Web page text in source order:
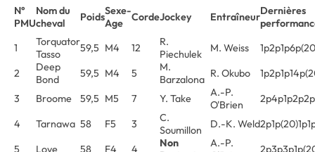
N°
PMU
Nom du
cheval
PoidsSexe-
Age
CordeJockey EntraîneurDernières
1
Torquator
Tasso
59,5 M4 12
R.
Piechulek
M. Weiss
2
Deep
Bond
59,5 M4 5
M.
Barzalona R. Okubo
3
Broome 59,5 M5 7 Y. Take
A.-P.
O'Brien
2p4p1p2p2p
4
Tarnawa 58 F5 3
C.
Soumillon
D.-K. Weld
5
Love 58 F4 4
Non
A.-P.